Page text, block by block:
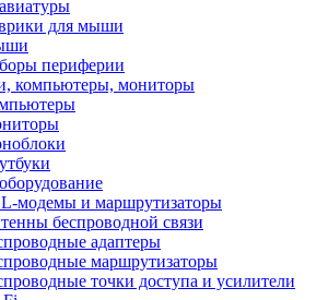
для мыши
периферии
компьютеры, мониторы
модемы и маршрутизаторы
беспроводной связи
адаптеры
маршрутизаторы
точки доступа и усилители